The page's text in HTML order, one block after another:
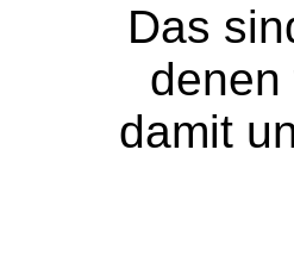
Das
denen
damit